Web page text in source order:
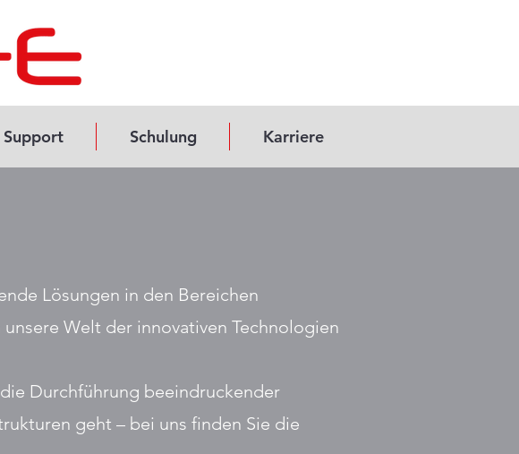
Support Schulung Karriere
Lösungen in den Bereichen
Welt der innovativen Technologien
Durchführung beeindruckender
geht – bei uns finden Sie die